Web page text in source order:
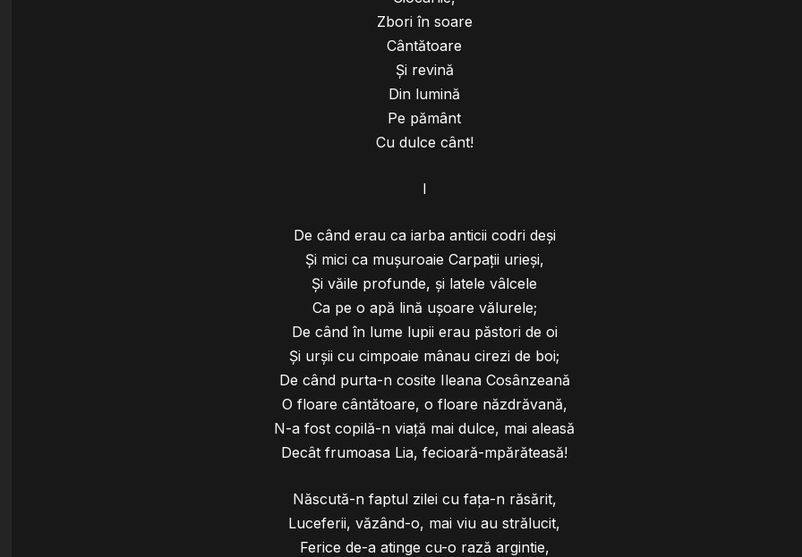
Zbori în soare
Cântătoare
Şi revină
Din lumină
Pe pământ
Cu dulce cânt!
I
De când erau ca iarba anticii codri deşi
Şi mici ca muşuroaie Carpaţii urieşi,
Şi văile profunde, şi latele vâlcele
Ca pe o apă lină uşoare vălurele;
De când în lume lupii erau păstori de oi
Şi urşii cu cimpoaie mânau cirezi de boi;
De când purta-n cosite Ileana Cosânzeană
O floare cântătoare, o floare năzdrăvană,
N-a fost copilă-n viaţă mai dulce, mai aleasă
Decât frumoasa Lia, fecioară-mpărăteasă!
Născută-n faptul zilei cu faţa-n răsărit,
Luceferii, văzând-o, mai viu au strălucit,
Ferice de-a atinge cu-o rază argintie,